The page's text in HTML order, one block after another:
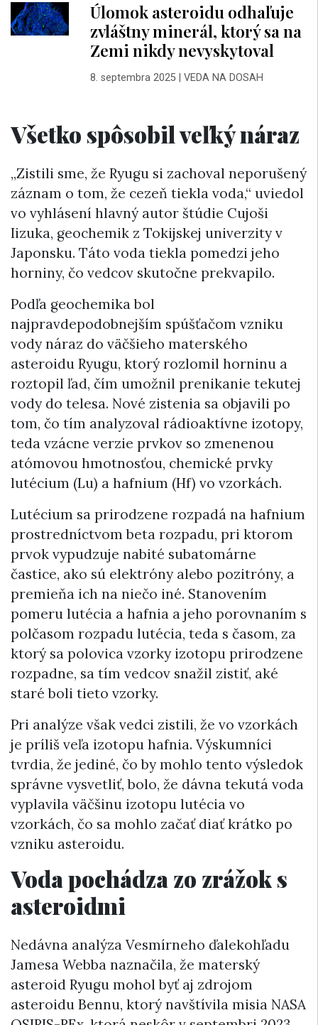
Úlomok asteroidu odhaľuje
zvláštny minerál, ktorý sa na
Zemi nikdy nevyskytoval
8. septembra 2025| VEDA NA DOSAH
Všetko spôsobil veľký náraz
„Zistili sme, že Ryugu si zachoval neporušený
záznam o tom, že cezeň tiekla voda,“ uviedol
vo vyhlásení hlavný autor štúdie Cujoši
Iizuka, geochemik z Tokijskej univerzity v
Japonsku. Táto voda tiekla pomedzi jeho
horniny, čo vedcov skutočne prekvapilo.
Podľa geochemika bol
najpravdepodobnejším spúšťačom vzniku
vody náraz do väčšieho materského
asteroidu Ryugu, ktorý rozlomil horninu a
roztopil ľad, čím umožnil prenikanie tekutej
vody do telesa. Nové zistenia sa objavili po
tom, čo tím analyzoval rádioaktívne izotopy,
teda vzácne verzie prvkov so zmenenou
atómovou hmotnosťou, chemické prvky
lutécium (Lu) a hafnium (Hf) vo vzorkách.
Lutécium sa prirodzene rozpadá na hafnium
prostredníctvom beta rozpadu, pri ktorom
prvok vypudzuje nabité subatomárne
častice, ako sú elektróny alebo pozitróny, a
premieňa ich na niečo iné. Stanovením
pomeru lutécia a hafnia a jeho porovnaním s
polčasom rozpadu lutécia, teda s časom, za
ktorý sa polovica vzorky izotopu prirodzene
rozpadne, sa tím vedcov snažil zistiť, aké
staré boli tieto vzorky.
Pri analýze však vedci zistili, že vo vzorkách
je príliš veľa izotopu hafnia. Výskumníci
tvrdia, že jediné, čo by mohlo tento výsledok
správne vysvetliť, bolo, že dávna tekutá voda
vyplavila väčšinu izotopu lutécia vo
vzorkách, čo sa mohlo začať diať krátko po
vzniku asteroidu.
Voda pochádza zo zrážok s
asteroidmi
Nedávna analýza Vesmírneho ďalekohľadu
Jamesa Webba naznačila, že materský
asteroid Ryugu mohol byť aj zdrojom
asteroidu Bennu, ktorý navštívila misia NASA